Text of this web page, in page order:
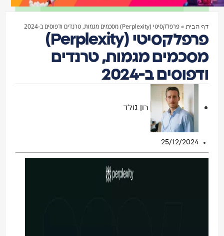
דף הבית »פרפלקסיטי (Perplexity) מסכמים מגמות, טרנדים ודפוסים ב-2024
פרפלקסיטי (Perplexity)
מסכמים מגמות, טרנדים
ודפוסים ב-2024
רון גולד
25/12/2024